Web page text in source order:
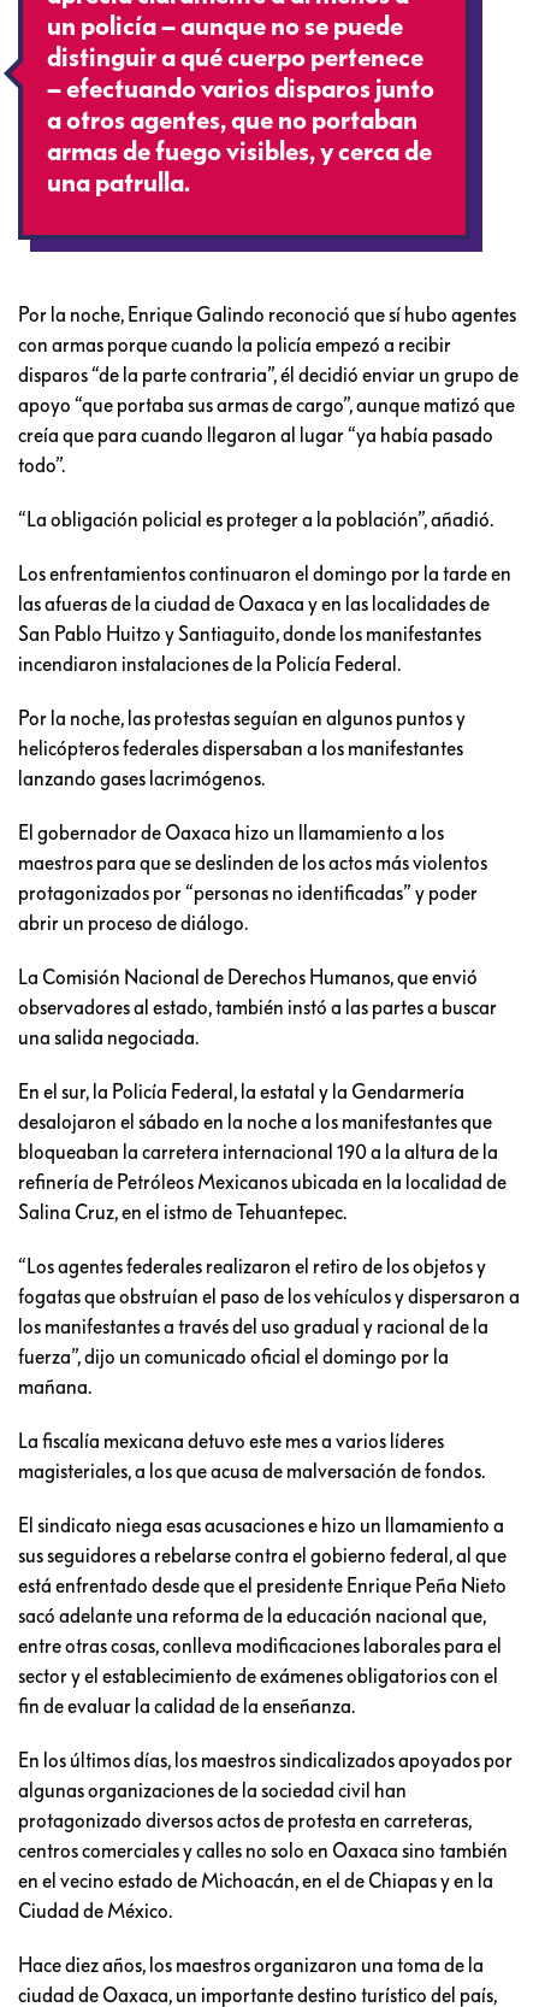
un policía – aunque no se puede
distinguir a qué cuerpo pertenece
– efectuando varios disparos junto
a otros agentes, que no portaban
armas de fuego visibles, y cerca de
una patrulla.
Por la noche, Enrique Galindo reconoció que sí hubo agentes
con armas porque cuando la policía empezó a recibir
disparos “de la parte contraria”, él decidió enviar un grupo de
apoyo “que portaba sus armas de cargo”, aunque matizó que
creía que para cuando llegaron al lugar “ya había pasado
todo”.
“La obligación policial es proteger a la población”, añadió.
Los enfrentamientos continuaron el domingo por la tarde en
las afueras de la ciudad de Oaxaca y en las localidades de
San Pablo Huitzo y Santiaguito, donde los manifestantes
incendiaron instalaciones de la Policía Federal.
Por la noche, las protestas seguían en algunos puntos y
helicópteros federales dispersaban a los manifestantes
lanzando gases lacrimógenos.
El gobernador de Oaxaca hizo un llamamiento a los
maestros para que se deslinden de los actos más violentos
protagonizados por “personas no identificadas” y poder
abrir un proceso de diálogo.
La Comisión Nacional de Derechos Humanos, que envió
observadores al estado, también instó a las partes a buscar
una salida negociada.
En el sur, la Policía Federal, la estatal y la Gendarmería
desalojaron el sábado en la noche a los manifestantes que
bloqueaban la carretera internacional 190 a la altura de la
refinería de Petróleos Mexicanos ubicada en la localidad de
Salina Cruz, en el istmo de Tehuantepec.
“Los agentes federales realizaron el retiro de los objetos y
fogatas que obstruían el paso de los vehículos y dispersaron a
los manifestantes a través del uso gradual y racional de la
fuerza”, dijo un comunicado oficial el domingo por la
mañana.
La fiscalía mexicana detuvo este mes a varios líderes
magisteriales, a los que acusa de malversación de fondos.
El sindicato niega esas acusaciones e hizo un llamamiento a
sus seguidores a rebelarse contra el gobierno federal, al que
está enfrentado desde que el presidente Enrique Peña Nieto
sacó adelante una reforma de la educación nacional que,
entre otras cosas, conlleva modificaciones laborales para el
sector y el establecimiento de exámenes obligatorios con el
fin de evaluar la calidad de la enseñanza.
En los últimos días, los maestros sindicalizados apoyados por
algunas organizaciones de la sociedad civil han
protagonizado diversos actos de protesta en carreteras,
centros comerciales y calles no solo en Oaxaca sino también
en el vecino estado de Michoacán, en el de Chiapas y en la
Ciudad de México.
Hace diez años, los maestros organizaron una toma de la
ciudad de Oaxaca, un importante destino turístico del país,